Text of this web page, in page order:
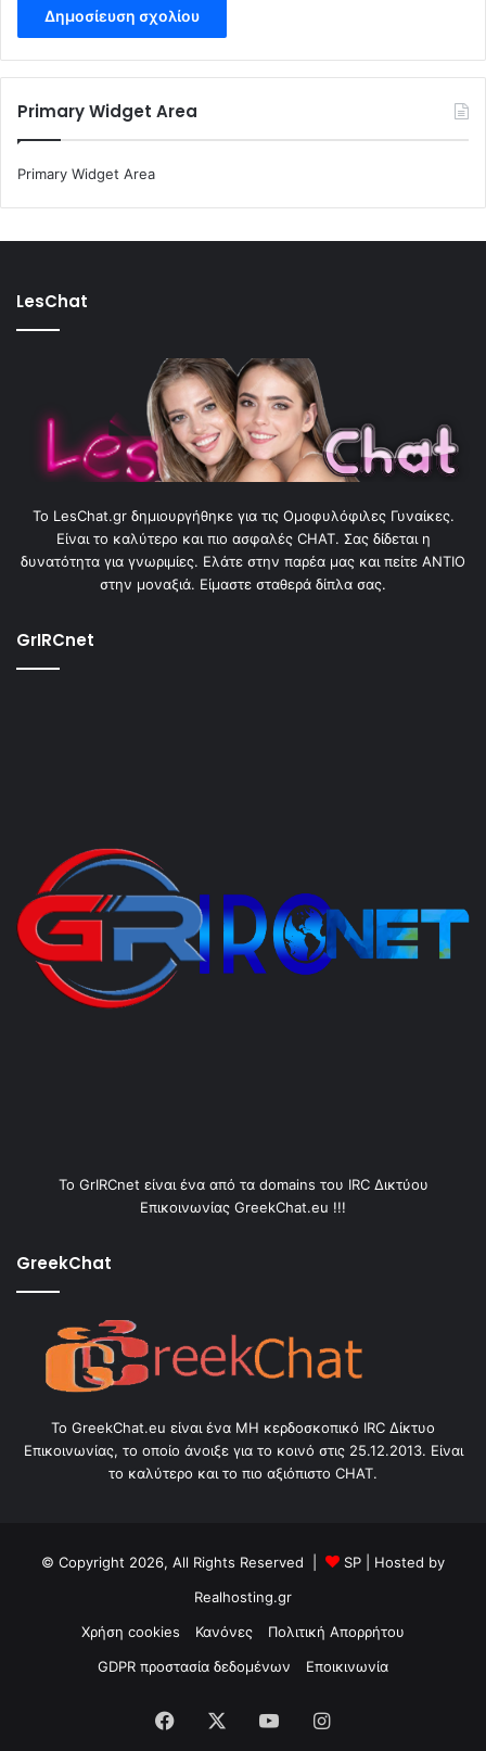
Primary Widget Area
Primary Widget Area
LesChat
To LesChat.gr δημιουργήθηκε για τις Ομοφυλόφιλες Γυναίκες.
Είναι το καλύτερο και πιο ασφαλές CHAT. Σας δίδεται η
δυνατότητα για γνωριμίες. Ελάτε στην παρέα μας και πείτε ΑΝΤΙΟ
στην μοναξιά. Είμαστε σταθερά δίπλα σας.
GrIRCnet
Το GrIRCnet είναι ένα από τα domains του IRC Δικτύου
Επικοινωνίας GreekChat.eu !!!
GreekChat
Το GreekChat.eu είναι ένα ΜΗ κερδοσκοπικό IRC Δίκτυο
Επικοινωνίας, το οποίο άνοιξε για το κοινό στις 25.12.2013. Είναι
το καλύτερο και το πιο αξιόπιστο CHAT.
© Copyright 2026, All Rights Reserved | SP | Hosted by
Realhosting.gr
Χρήση cookies
Κανόνες
Πολιτική Απορρήτου
GDPR προστασία δεδομένων
Εποικινωνία
Facebook YouTubeInstagram